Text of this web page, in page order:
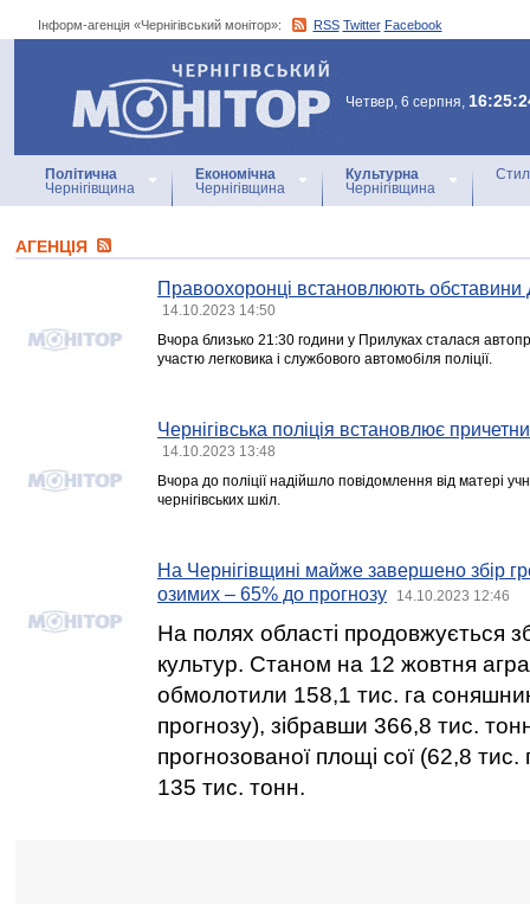
Інформ-агенція «Чернігівський монітор»: RSS Twitter Facebook
Інформ-агенція
«Чернігівський монітор»
Четвер, 6 серпня,
Політична
Чернігівщина
Економічна
Чернігівщина
Культурна
Чернігівщина
АГЕНЦIЯ
Правоохоронці встановлюють
14.10.2023 14:50
Вчора близько 21:30 години у Прилуках сталася
участю легковика і службового автомобіля поліції.
Чернігівська поліція встановлює
14.10.2023 13:48
Вчора до поліції надійшло повідомлення від матері
чернігівських шкіл.
На Чернігівщині майже завершено збір
озимих – 65% до прогнозу
14.10.2023 12:46
На полях області продовжується
культур. Станом на 12 жовтня
обмолотили 158,1 тис. га
прогнозу), зібравши 366,8 тис.
прогнозованої площі сої (62,8
135 тис. тонн.